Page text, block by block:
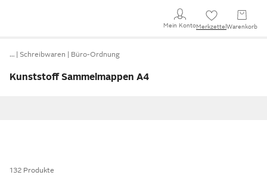
Mein KontoMerkzettel Warenkorb
… Schreibwaren Büro-Ordnung
Kunststoff Sammelmappen A4
132 Produkte